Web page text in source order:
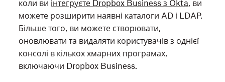
коли ви інтегруєте Dropbox Business з Okta, ви
можете розширити наявні каталоги AD і LDAP.
Більше того, ви можете створювати,
оновлювати та видаляти користувачів з однієї
консолі в кількох хмарних програмах,
включаючи Dropbox Business.